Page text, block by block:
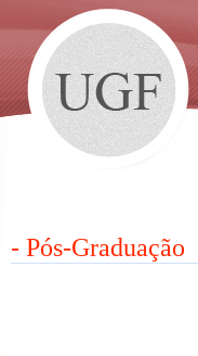
- Pós-Graduação